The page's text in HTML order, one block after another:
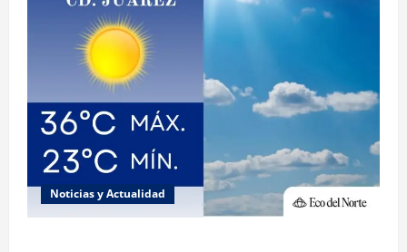
Noticias y Actualidad